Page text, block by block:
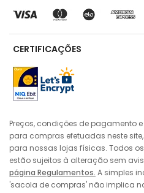
CERTIFICAÇÕES
Preços, condições de pagamento
para compras efetuadas neste
para nossas lojas físicas. Todos
estão sujeitos à alteração sem
página Regulamentos. A simples
'sacola de compras' não implica